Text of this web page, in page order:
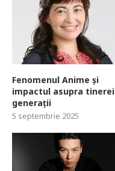
Fenomenul Anime și
impactul asupra tinerei
generații
5 septembrie 2025